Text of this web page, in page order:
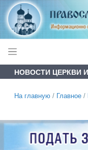
НОВОСТИ ЦЕРКВИ
На главную / Главное /